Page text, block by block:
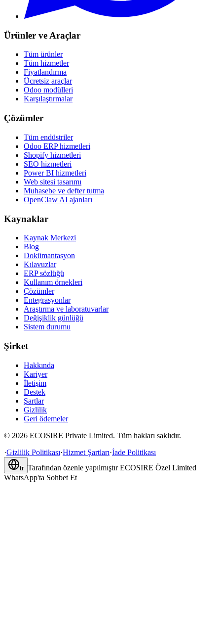
Ürünler ve Araçlar
Tüm ürünler
Tüm hizmetler
Fiyatlandırma
Ücretsiz araçlar
Odoo modülleri
Karşılaştırmalar
Çözümler
Tüm endüstriler
Odoo ERP hizmetleri
Shopify hizmetleri
SEO hizmetleri
Power BI hizmetleri
Web sitesi tasarımı
Muhasebe ve defter tutma
OpenClaw AI ajanları
Kaynaklar
Kaynak Merkezi
Blog
Dokümantasyon
Kılavuzlar
ERP sözlüğü
Kullanım örnekleri
Çözümler
Entegrasyonlar
Araştırma ve laboratuvarlar
Değişiklik günlüğü
Sistem durumu
Şirket
Hakkında
Kariyer
İletişim
Destek
Şartlar
Gizlilik
Geri ödemeler
© 2026 ECOSIRE Private Limited. Tüm hakları saklıdır.
·Gizlilik Politikası·Hizmet Şartları·İade Politikası
tr Tarafından özenle yapılmıştır ECOSIRE Özel Limited
WhatsApp'ta Sohbet Et